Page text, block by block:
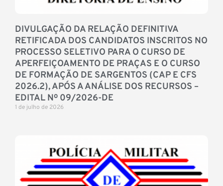
DIVULGAÇÃO DA RELAÇÃO DEFINITIVA
RETIFICADA DOS CANDIDATOS INSCRITOS NO
PROCESSO SELETIVO PARA O CURSO DE
APERFEIÇOAMENTO DE PRAÇAS E O CURSO
DE FORMAÇÃO DE SARGENTOS (CAP E CFS
2026.2), APÓS A ANÁLISE DOS RECURSOS –
EDITAL Nº 09/2026-DE
1 de julho de 2026